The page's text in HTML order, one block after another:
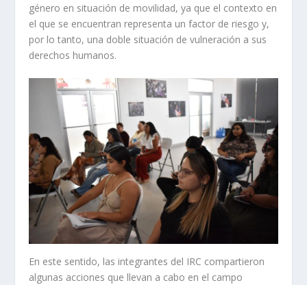
género en situación de movilidad, ya que el contexto en
el que se encuentran representa un factor de riesgo y,
por lo tanto, una doble situación de vulneración a sus
derechos humanos.
En este sentido, las integrantes del IRC compartieron
algunas acciones que llevan a cabo en el campo